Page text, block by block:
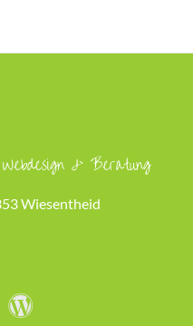
Webdesign & Beratung
Wiesentheid